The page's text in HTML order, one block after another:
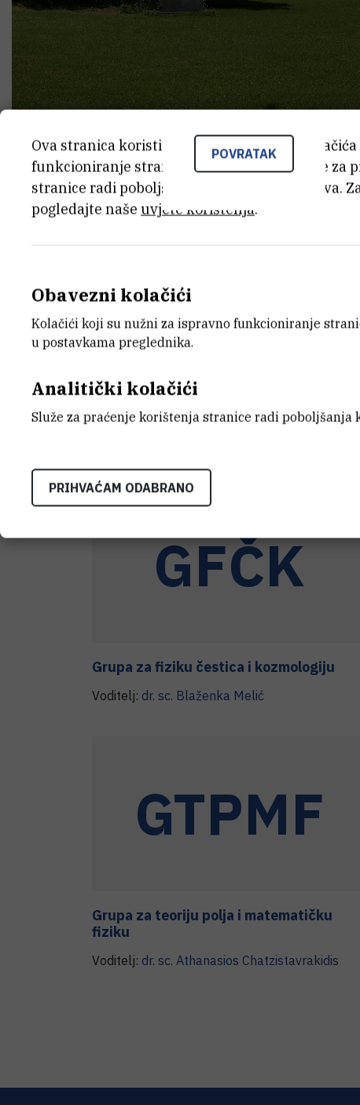
GFČK
Grupa za fiziku čestica i kozmologiju
Voditelj: dr. sc. Blaženka Melić
GTPMF
Grupa za teoriju polja i matematičku
fiziku
Voditelj: dr. sc. Athanasios Chatzistavrakidis
POVRATAK
Ova stranica koristi kolačiće. Neki od tih
funkcioniranje stranice, dok se drugi koriste za
stranice radi poboljšanja korisničkog iskustva.
pogledajte naše uvjete korištenja.
Obavezni kolačići
Kolačići koji su nužni za ispravno funkcioniranje
u postavkama preglednika.
Analitički kolačići
Služe za praćenje korištenja stranice radi poboljšanja
PRIHVAĆAM ODABRANO